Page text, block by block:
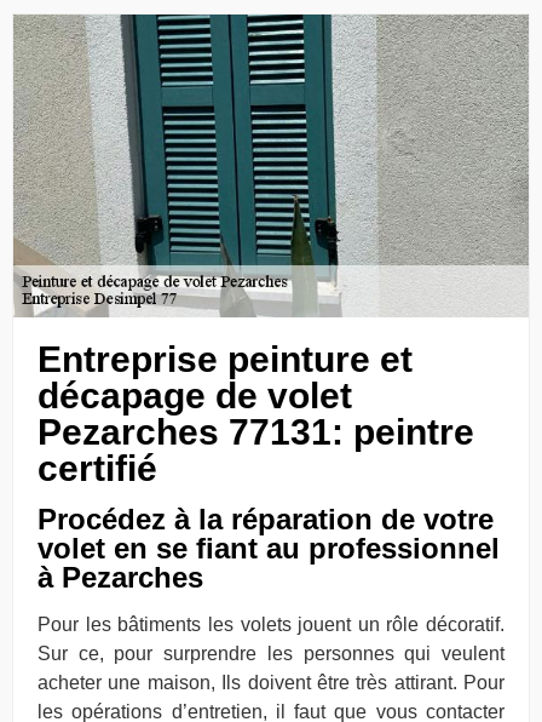
Entreprise peinture et
décapage de volet
Pezarches 77131: peintre
certifié
Procédez à la réparation de votre
volet en se fiant au professionnel
à Pezarches
Pour les bâtiments les volets jouent un rôle décoratif.
Sur ce, pour surprendre les personnes qui veulent
acheter une maison, Ils doivent être très attirant. Pour
les opérations d’entretien, il faut que vous contacter